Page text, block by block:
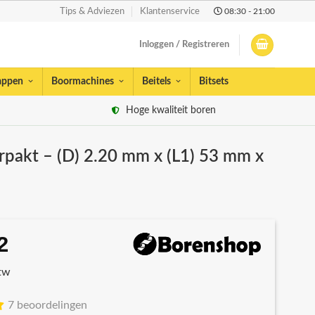
Tips & Adviezen Klantenservice 08:30 - 21:00
Inloggen / Registreren
Boormachines Beitels Bitsets
Hoge kwaliteit boren
– (D) 2.20 mm x (L1) 53 mm x
prijs
€7,32.
7 beoordelingen